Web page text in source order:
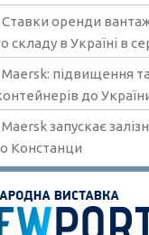
Ставки оренди
складу в Україні в
Maersk: підвищення
до
Maersk запускає
Констанци